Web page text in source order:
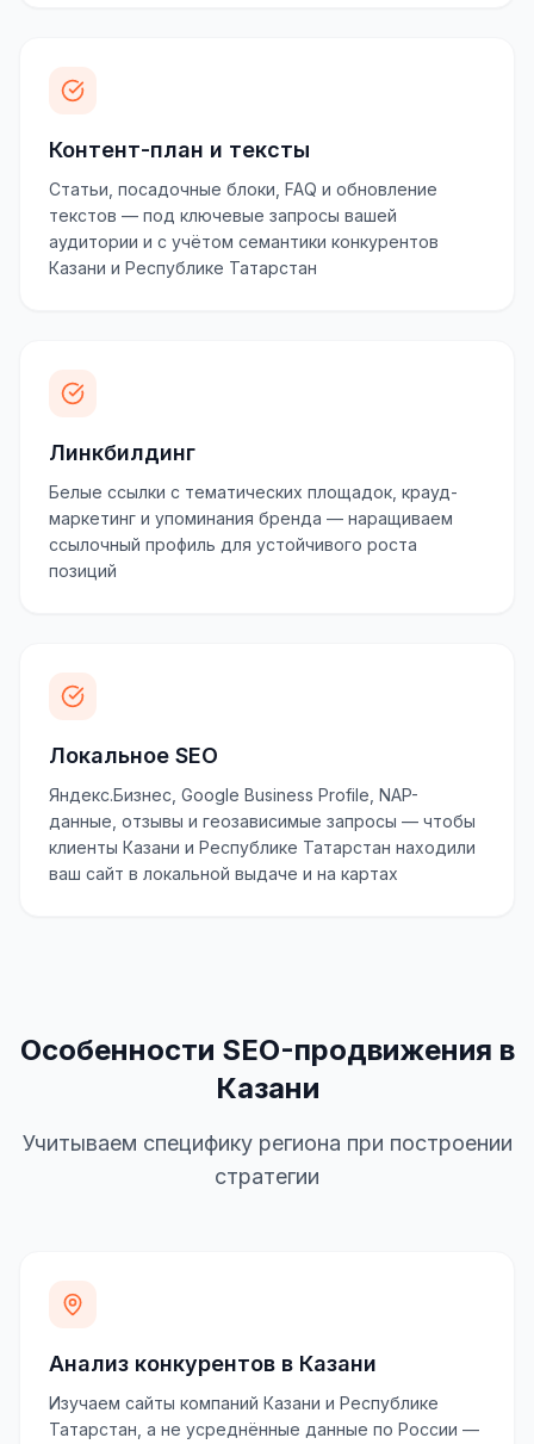
Контент-план и тексты
Статьи, посадочные блоки, FAQ и обновление
текстов — под ключевые запросы вашей
аудитории и с учётом семантики конкурентов
Казани и Республике Татарстан
Линкбилдинг
Белые ссылки с тематических площадок, крауд-
маркетинг и упоминания бренда — наращиваем
ссылочный профиль для устойчивого роста
позиций
Локальное SEO
Яндекс.Бизнес, Google Business Profile, NAP-
данные, отзывы и геозависимые запросы — чтобы
клиенты Казани и Республике Татарстан находили
ваш сайт в локальной выдаче и на картах
Особенности SEO-продвижения в
Казани
Учитываем специфику региона при построении
стратегии
Анализ конкурентов в Казани
Изучаем сайты компаний Казани и Республике
Татарстан, а не усреднённые данные по России —